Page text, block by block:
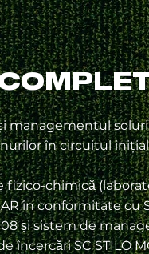
managementul
în circuitul inițial
fizico-chimică
în conformitate cu
și sistem de
încercări SC STILO